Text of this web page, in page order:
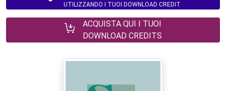
UTILIZZANDO I TUOI DOWNLOAD CREDIT
ACQUISTA QUI I TUOI
DOWNLOAD CREDITS